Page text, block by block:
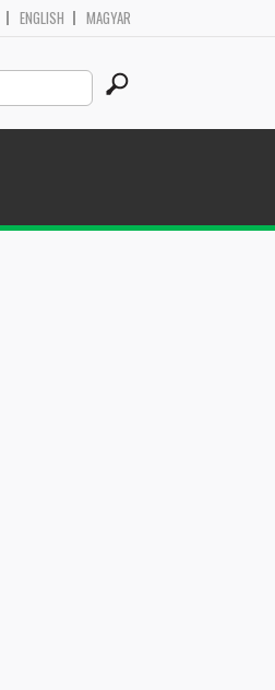
ENGLISH MAGYAR
Search
this
site